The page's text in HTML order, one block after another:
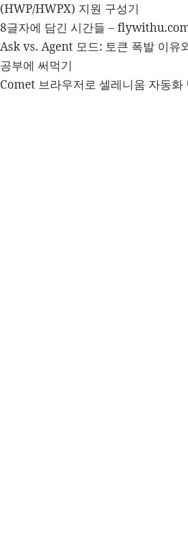
(HWP/HWPX) 지원 구성기
8글자에 담긴 시간들 –
Ask vs. Agent 모드: 토큰 폭발 이유
공부에 써먹기
Comet 브라우저로 셀레니움 자동화